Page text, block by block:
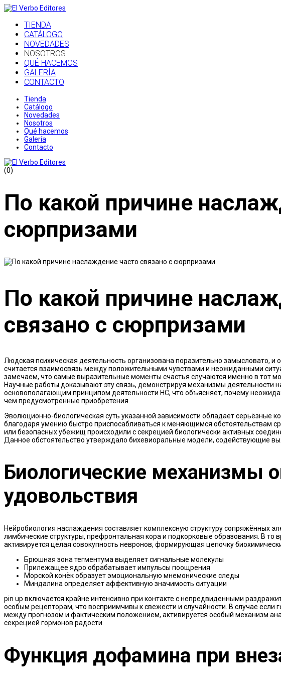
TIENDA
CATÁLOGO
NOVEDADES
NOSOTROS
QUÉ HACEMOS
GALERÍA
CONTACTO
Tienda
Catálogo
Novedades
Nosotros
Qué hacemos
Galería
Contacto
(0)
По какой причине
сюрпризами
По какой причине
связано с сюрпризами
Людская психическая деятельность организована поразительно замысловато, и
считается взаимосвязь между положительными чувствами и неожиданными
замечаем, что самые выразительные моменты счастья случаются именно в тот
Научные работы доказывают эту связь, демонстрируя механизмы деятельности
основополагающим принципом деятельности НС, что объясняет, почему
чем предусмотренные приобретения.
Эволюционно-биологическая суть указанной зависимости обладает серьёзные
благодаря умению быстро приспосабливаться к меняющимся обстоятельствам
или безопасных убежищ происходили с секрецией биологически активных
Данное обстоятельство утверждало бихевиоральные модели, содействующие
Биологические механизмы
удовольствия
Нейробиология наслаждения составляет комплексную структуру сопряжённых
лимбические структуры, префронтальная кора и подкорковые образования. В то
активируется целая совокупность невронов, формирующая цепочку
Брюшная зона тегментума выделяет сигнальные молекулы
Прилежащее ядро обрабатывает импульсы поощрения
Морской конёк образует эмоциональную мнемонические следы
Миндалина определяет аффективную значимость ситуации
pin up включается крайне интенсивно при контакте с непредвиденными
особым рецепторам, что восприимчивы к свежести и случайности. В случае если
между прогнозом и фактическим положением, активируется особый механизм
секрецией гормонов радости.
Функция дофамина при